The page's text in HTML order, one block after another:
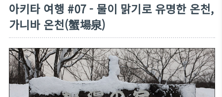
아키타 여행 #07 - 물이 맑기로 유명한 온천,
가니바 온천(蟹場泉)